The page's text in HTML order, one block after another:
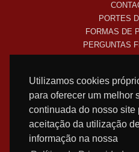
Utilizamos cookies
para oferecer um melhor
continuada do nosso site
aceitação da utilização
informação na nossa
PORTES
FORMAS DE
PERGUNTAS
POLITICA DE
SUBSCREVA A
WEB